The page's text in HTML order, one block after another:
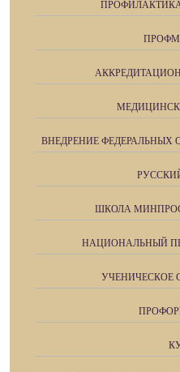
ВНЕДРЕНИЕ ФЕДЕРАЛЬНЫХ
ШКОЛА
НАЦИОНАЛЬНЫЙ
УЧЕНИЧЕСКОЕ